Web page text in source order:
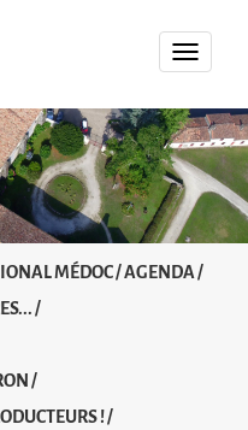
MENU
MÉDOC/AGENDA/
/
/
!/